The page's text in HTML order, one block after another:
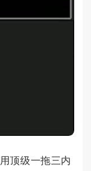
顶级一拖三内